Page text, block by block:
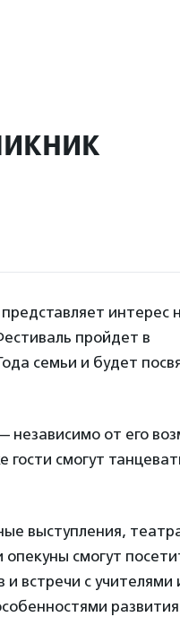
интерес
пройдет в
семьи и будет
от его
смогут
выступления,
смогут
и встречи с учителями